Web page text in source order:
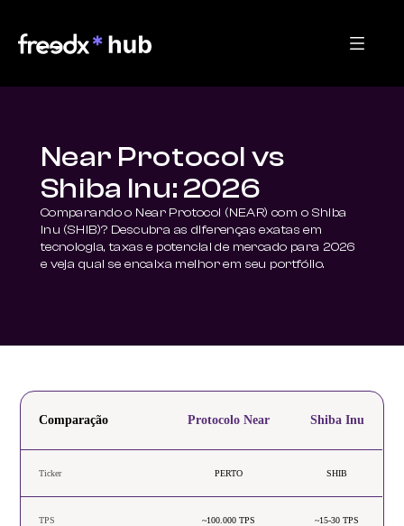
Near Protocol vs
Shiba Inu: 2026
Comparando o Near Protocol (NEAR) com o Shiba
Inu (SHIB)? Descubra as diferenças exatas em
tecnologia, taxas e potencial de mercado para 2026
e veja qual se encaixa melhor em seu portfólio.
Comparação Protocolo Near Shiba Inu
Ticker PERTO SHIB
TPS ~100.000 TPS ~15-30 TPS